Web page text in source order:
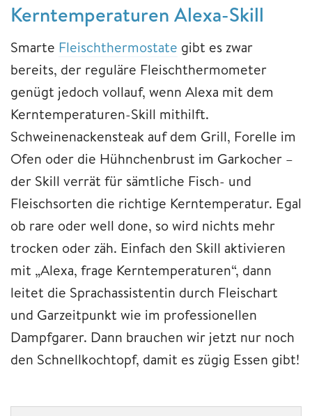
Kerntemperaturen Alexa-Skill
Smarte Fleischthermostate gibt es zwar
bereits, der reguläre Fleischthermometer
genügt jedoch vollauf, wenn Alexa mit dem
Kerntemperaturen-Skill mithilft.
Schweinenackensteak auf dem Grill, Forelle im
Ofen oder die Hühnchenbrust im Garkocher –
der Skill verrät für sämtliche Fisch- und
Fleischsorten die richtige Kerntemperatur. Egal
ob rare oder well done, so wird nichts mehr
trocken oder zäh. Einfach den Skill aktivieren
mit „Alexa, frage Kerntemperaturen“, dann
leitet die Sprachassistentin durch Fleischart
und Garzeitpunkt wie im professionellen
Dampfgarer. Dann brauchen wir jetzt nur noch
den Schnellkochtopf, damit es zügig Essen gibt!